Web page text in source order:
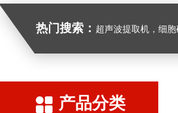
热门搜索： 超声波提取机，细
产品分类